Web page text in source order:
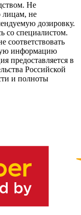
Не
лицам, не
дозировку.
со специалистом.
соответствовать
информацию
предоставляется в
Российской
и полноты